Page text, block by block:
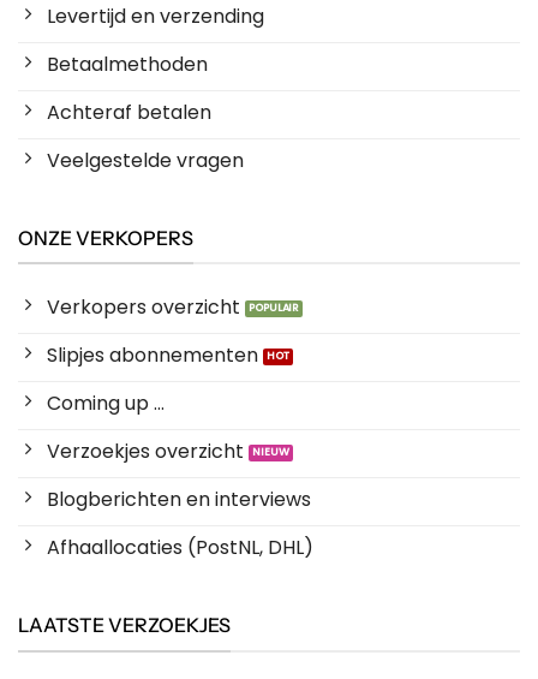
Levertijd en verzending
Betaalmethoden
Achteraf betalen
Veelgestelde vragen
ONZE VERKOPERS
Verkopers overzicht
Slipjes abonnementen
Coming up ...
Verzoekjes overzicht
Blogberichten en interviews
Afhaallocaties (PostNL, DHL)
LAATSTE VERZOEKJES